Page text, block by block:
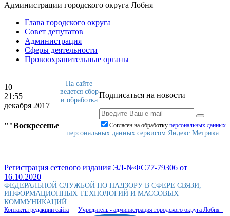
Администрации городского округа Лобня
Глава городского округа
Совет депутатов
Администрация
Сферы деятельности
Провоохранительные органы
10
21:55
декабря 2017
""Воскресенье
Подписаться на новости
Согласен на обработку персональныx данных
На сайте
ведется сбор
и обработка
персональных данных сервисом Яндекс.Метрика
Регистрация сетевого издания ЭЛ-№ФС77-79306 от
16.10.2020
ФЕДЕРАЛЬНОЙ СЛУЖБОЙ ПО НАДЗОРУ В СФЕРЕ СВЯЗИ,
ИНФОРМАЦИОННЫХ ТЕХНОЛОГИЙ И МАССОВЫХ
КОММУНИКАЦИЙ
Контакты редакции сайта Учредитель - администрация городского округа Лобня